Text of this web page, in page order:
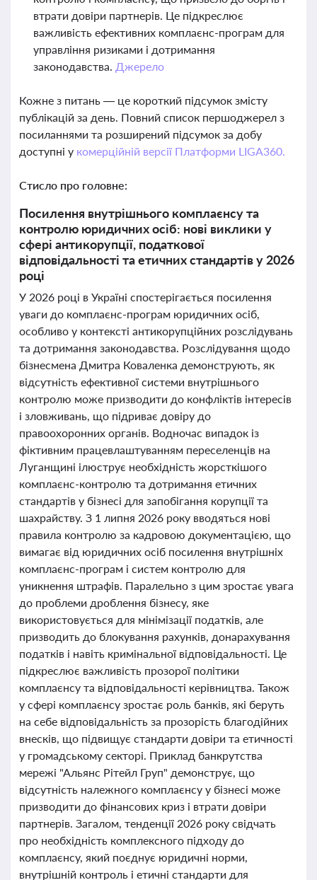
втрати довіри партнерів. Це підкреслює
важливість ефективних комплаєнс-програм для
управління ризиками і дотримання
законодавства. Джерело
Кожне з питань — це короткий підсумок змісту
публікацій за день. Повний список першоджерел з
посиланнями та розширений підсумок за добу
доступні у комерційній версії Платформи LIGA360.
Стисло про головне:
Посилення внутрішнього комплаєнсу та
контролю юридичних осіб: нові виклики у
сфері антикорупції, податкової
відповідальності та етичних стандартів у 2026
році
У 2026 році в Україні спостерігається посилення
уваги до комплаєнс-програм юридичних осіб,
особливо у контексті антикорупційних розслідувань
та дотримання законодавства. Розслідування щодо
бізнесмена Дмитра Коваленка демонструють, як
відсутність ефективної системи внутрішнього
контролю може призводити до конфліктів інтересів
і зловживань, що підриває довіру до
правоохоронних органів. Водночас випадок із
фіктивним працевлаштуванням переселенців на
Луганщині ілюструє необхідність жорсткішого
комплаєнс-контролю та дотримання етичних
стандартів у бізнесі для запобігання корупції та
шахрайству. З 1 липня 2026 року вводяться нові
правила контролю за кадровою документацією, що
вимагає від юридичних осіб посилення внутрішніх
комплаєнс-програм і систем контролю для
уникнення штрафів. Паралельно з цим зростає увага
до проблеми дроблення бізнесу, яке
використовується для мінімізації податків, але
призводить до блокування рахунків, донарахування
податків і навіть кримінальної відповідальності. Це
підкреслює важливість прозорої політики
комплаєнсу та відповідальності керівництва. Також
у сфері комплаєнсу зростає роль банків, які беруть
на себе відповідальність за прозорість благодійних
внесків, що підвищує стандарти довіри та етичності
у громадському секторі. Приклад банкрутства
мережі "Альянс Рітейл Груп" демонструє, що
відсутність належного комплаєнсу у бізнесі може
призводити до фінансових криз і втрати довіри
партнерів. Загалом, тенденції 2026 року свідчать
про необхідність комплексного підходу до
комплаєнсу, який поєднує юридичні норми,
внутрішній контроль і етичні стандарти для